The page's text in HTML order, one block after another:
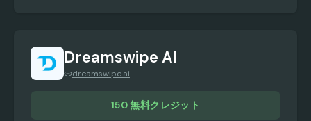
Dreamswipe AI
dreamswipe.ai
150 無料クレジット